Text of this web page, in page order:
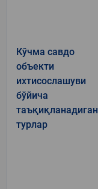
Кўчма савдо
объекти
ихтисослашуви
бўйича
таъқиқланадиган
турлар